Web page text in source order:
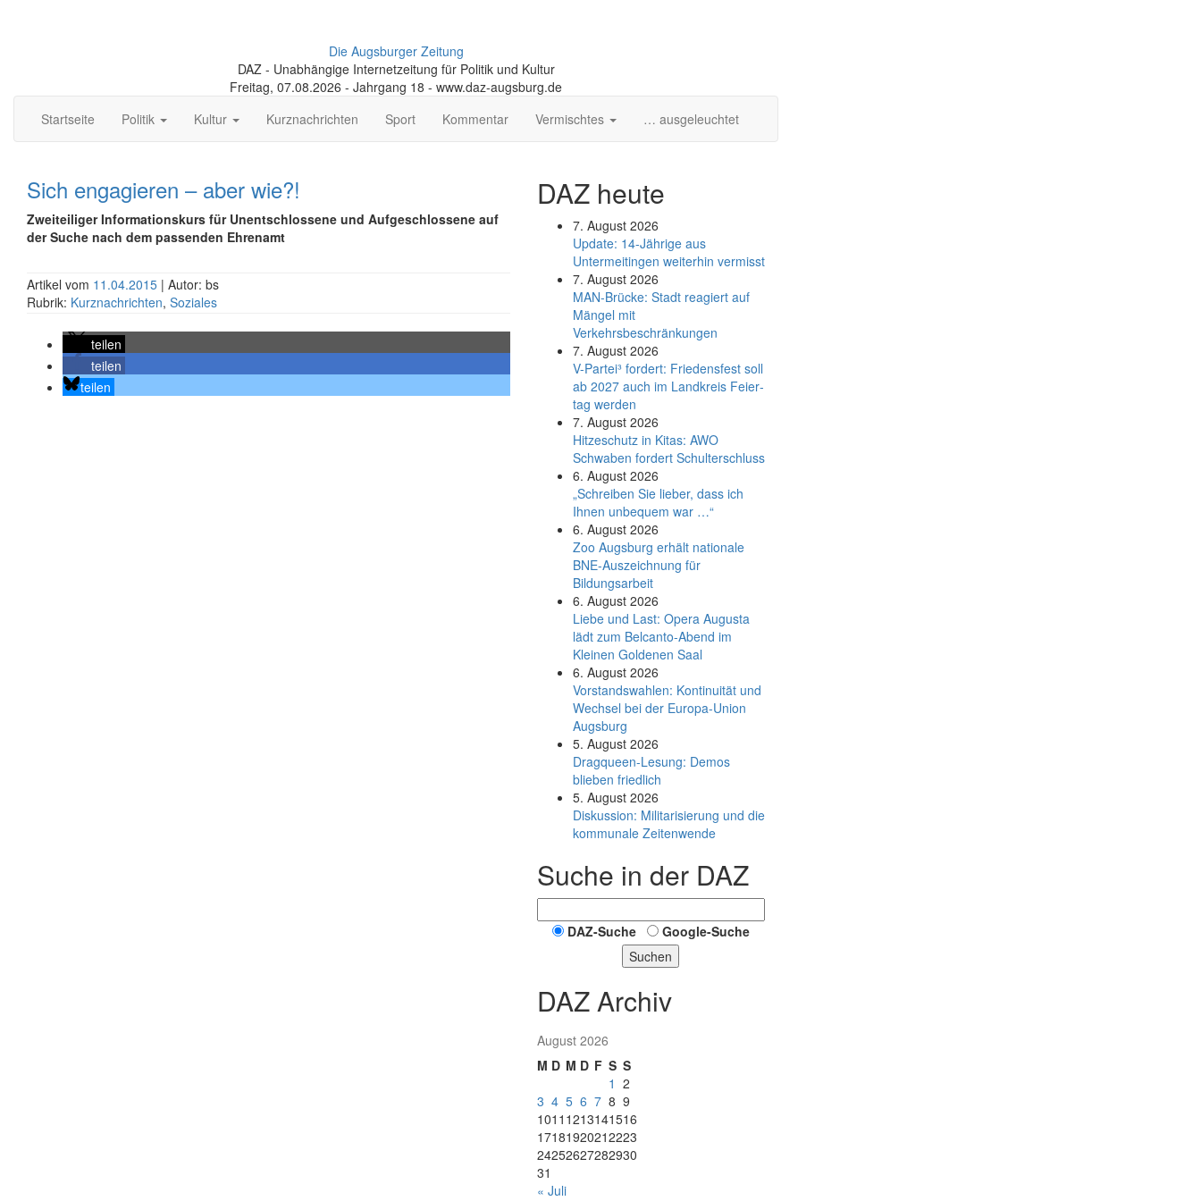
Die Augsburger Zeitung
DAZ - Unabhängige Internetzeitung für Politik und Kultur
Freitag, 07.08.2026 - Jahrgang 18 - www.daz-augsburg.de
Startseite
Politik Kultur Kurznachrichten Sport Kommentar Vermischtes … ausgeleuchtet
Sich engagieren – aber wie?!
Zweiteiliger Informationskurs für Unentschlossene und Aufgeschlossene auf
der Suche nach dem passenden Ehrenamt
Artikel vom 11.04.2015 | Autor: bs
Rubrik: Kurznachrichten, Soziales
teilen
teilen
teilen
DAZ heute
7. August 2026
Update: 14-Jährige aus
Untermeitingen weiterhin vermisst
7. August 2026
MAN-Brücke: Stadt reagiert auf
Mängel mit
Verkehrsbeschränkungen
7. August 2026
V-Partei­³ fordert: Friedens­fest soll
ab 2027 auch im Land­kreis Feier­
tag werden
7. August 2026
Hitzeschutz in Kitas: AWO
Schwaben fordert Schulterschluss
6. August 2026
„Schreiben Sie lieber, dass ich
Ihnen unbequem war …“
6. August 2026
Zoo Augsburg erhält nationale
BNE-Auszeichnung für
Bildungsarbeit
6. August 2026
Liebe und Last: Opera Augusta
lädt zum Belcanto-Abend im
Kleinen Goldenen Saal
6. August 2026
Vorstandswahlen: Kontinuität und
Wechsel bei der Europa-Union
Augsburg
5. August 2026
Dragqueen-Lesung: Demos
blieben friedlich
5. August 2026
Diskussion: Mi­li­ta­ri­sie­rung und die
kommunale Zeitenwende
Suche in der DAZ
DAZ-Suche
Google-Suche
Suchen
DAZ Archiv
August 2026
M D M D F S S
1 2
3 4 5 6 7 8 9
1011 1213141516
17181920212223
24252627282930
31
« Juli